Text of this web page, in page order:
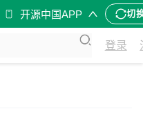
开源中国APP 切
登录